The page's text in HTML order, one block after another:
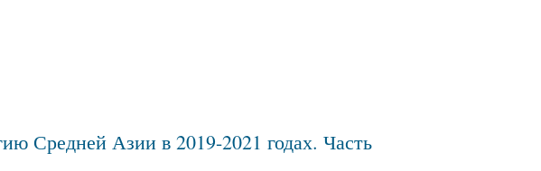
Средней Азии в 2019-2021 годах. Часть